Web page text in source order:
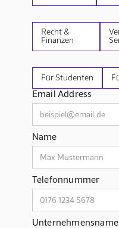
Recht &
Finanzen
Für Studenten
Email Address
Name
Telefonnummer
Unternehmensname